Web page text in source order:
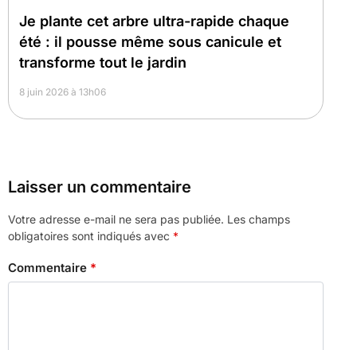
Je plante cet arbre ultra-rapide chaque
été : il pousse même sous canicule et
transforme tout le jardin
8 juin 2026 à 13h06
Laisser un commentaire
Votre adresse e-mail ne sera pas publiée. Les champs
obligatoires sont indiqués avec *
Commentaire *